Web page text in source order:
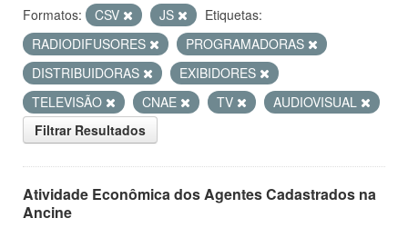
Formatos: CSV JS
Etiquetas:
RADIODIFUSORES
PROGRAMADORAS
DISTRIBUIDORAS
EXIBIDORES
TELEVISÃO
CNAE TV
AUDIOVISUAL
Filtrar Resultados
Atividade Econômica dos Agentes Cadastrados na
Ancine